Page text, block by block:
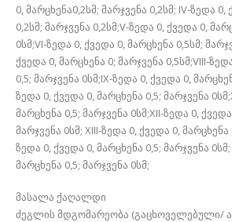
0, მარცხენა0,2სმ; მარჯვენა 0,2სმ; IV-ზედა 0,
0,2სმ; მარჯვენა 0,2სმ;V-ზედა 0, ქვედა 0,
0სმ;VI-ზედა 0, ქვედა 0, მარცხენა 0,5სმ;
ქვედა 0, მარცხენა 0; მარჯვენა 0,5სმ;VIII-
0,5; მარჯვენა 0სმ;IX-ზედა 0, ქვედა 0,
ზედა 0, ქვედა 0, მარცხენა 0,5; მარჯვენა
მარცხენა 0,5; მარჯვენა 0სმ;XII-ზედა 0,
მარჯვენა 0სმ; XIII-ზედა 0, ქვედა 0, მარცხენა
ზედა 0, ქვედა 0, მარცხენა 0,5; მარჯვენა
მარცხენა 0,5; მარჯვენა 0სმ;
მასალა ქაღალდი
ძეგლის მდგომარეობა (გაცხოველებული/